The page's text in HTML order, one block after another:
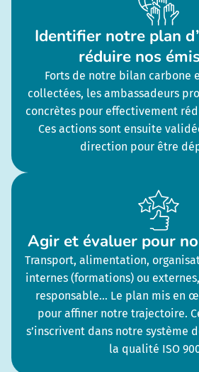
Identifier notre plan
réduire nos
Forts de notre bilan carbone
collectées, les ambassadeurs
concrètes pour effectivement
Ces actions sont ensuite
direction pour être
Agir et évaluer pour
Transport, alimentation,
internes (formations) ou
responsable… Le plan mis en
pour affiner notre trajectoire.
s’inscrivent dans notre système
la qualité ISO